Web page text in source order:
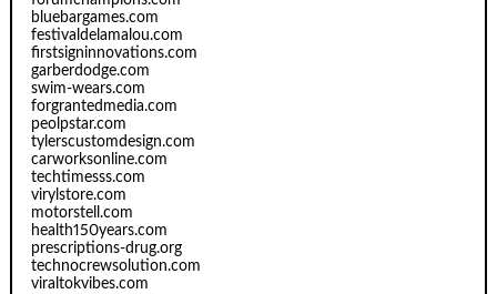
bluebargames.com
festivaldelamalou.com
firstsigninnovations.com
garberdodge.com
swim-wears.com
forgrantedmedia.com
peolpstar.com
tylerscustomdesign.com
carworksonline.com
techtimesss.com
virylstore.com
motorstell.com
health150years.com
prescriptions-drug.org
technocrewsolution.com
viraltokvibes.com